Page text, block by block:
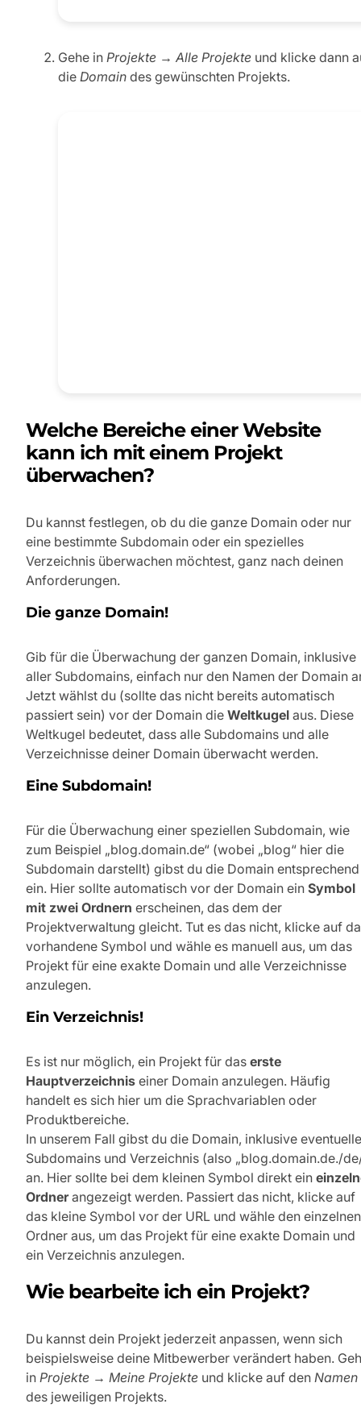
Gehe in Projekte → Alle Projekte und klicke dann
die Domain des gewünschten Projekts.
Welche Bereiche einer Website
kann ich mit einem Projekt
überwachen?
Du kannst festlegen, ob du die ganze Domain oder nur
eine bestimmte Subdomain oder ein spezielles
Verzeichnis überwachen möchtest, ganz nach deinen
Anforderungen.
Die ganze Domain!
Gib für die Überwachung der ganzen Domain, inklusive
aller Subdomains, einfach nur den Namen der Domain
Jetzt wählst du (sollte das nicht bereits automatisch
passiert sein) vor der Domain die Weltkugel aus. Diese
Weltkugel bedeutet, dass alle Subdomains und alle
Verzeichnisse deiner Domain überwacht werden.
Eine Subdomain!
Für die Überwachung einer speziellen Subdomain, wie
zum Beispiel „blog.domain.de“ (wobei „blog“ hier die
Subdomain darstellt) gibst du die Domain entsprechend
ein. Hier sollte automatisch vor der Domain ein Symbol
mit zwei Ordnern erscheinen, das dem der
Projektverwaltung gleicht. Tut es das nicht, klicke auf
vorhandene Symbol und wähle es manuell aus, um das
Projekt für eine exakte Domain und alle Verzeichnisse
anzulegen.
Ein Verzeichnis!
Es ist nur möglich, ein Projekt für das erste
Hauptverzeichnis einer Domain anzulegen. Häufig
handelt es sich hier um die Sprachvariablen oder
Produktbereiche.
In unserem Fall gibst du die Domain, inklusive
Subdomains und Verzeichnis (also „blog.domain.de./
an. Hier sollte bei dem kleinen Symbol direkt ein
Ordnerangezeigt werden. Passiert das nicht, klicke auf
das kleine Symbol vor der URL und wähle den einzelnen
Ordner aus, um das Projekt für eine exakte Domain und
ein Verzeichnis anzulegen.
Wie bearbeite ich ein Projekt?
Du kannst dein Projekt jederzeit anpassen, wenn sich
beispielsweise deine Mitbewerber verändert haben.
in Projekte → Meine Projekte und klicke auf den Namen
des jeweiligen Projekts.